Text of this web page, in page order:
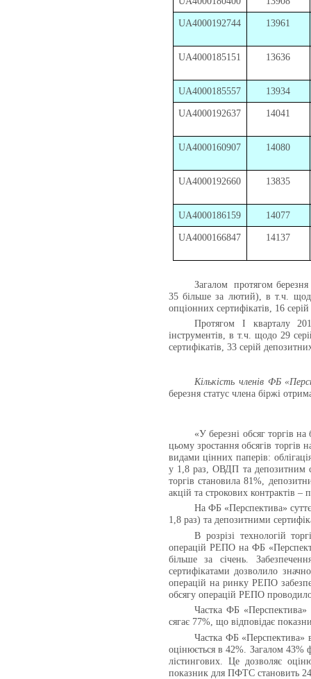
UA4000192744 13961
UA4000185151 13636
UA4000185557 13934
UA4000192637 14041
UA4000160907 14080
UA4000192660 13835
UA4000186159 14077
UA4000166847 14137
Загалом протягом
35 більше за лютий), в т.ч.
опціонних сертифікатів, 16
Протягом І кварталу
інструментів, в т.ч. щодо 29
сертифікатів, 33 серій
Кількість членів ФБ
березня статус члена біржі
«У березні обсяг торгів
цьому зростання обсягів торгів
видами цінних паперів:
у 1,8 раз, ОВДП та депозитним
торгів становила 81%,
акцій та строкових контрактів
НаФБ «Перспектива»
1,8 раз) та депозитними
В розрізі технологій
операцій РЕПО на ФБ
більше за січень.
сертифікатами дозволило
операцій на ринку РЕПО
обсягу операцій РЕПО
Частка ФБ «Перспектива»
сягає 77%, що відповідає
Частка ФБ «Перспектива»
оцінюється в 42%. Загалом 43%
лістингових. Це дозволяє
показник для ПФТС становить